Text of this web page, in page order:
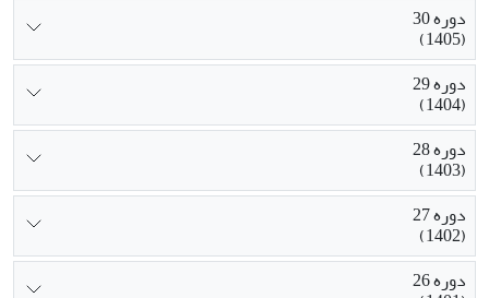
دوره 30
(1405)
دوره 29
(1404)
دوره 28
(1403)
دوره 27
(1402)
دوره 26